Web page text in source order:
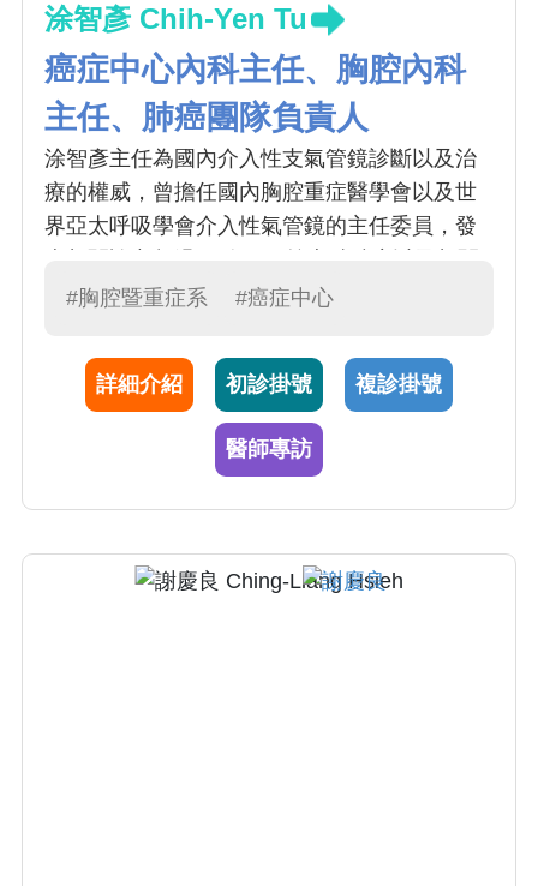
涂智彥 Chih-Yen Tu
癌症中心內科主任、胸腔內科
主任、肺癌團隊負責人
涂智彥主任為國內介入性支氣管鏡診斷以及治
療的權威，曾擔任國內胸腔重症醫學會以及世
界亞太呼吸學會介入性氣管鏡的主任委員，發
氣管鏡的診斷與治療。
#胸腔暨重症系 #癌症中心
詳細介紹 初診掛號 複診掛號
醫師專訪